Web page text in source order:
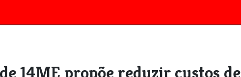
14ME propõe reduzir custos de